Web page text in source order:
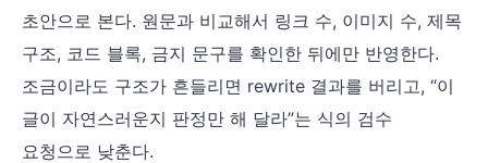
초안으로 본다. 원문과 비교해서 링크 수, 이미지 수, 제목
구조, 코드 블록, 금지 문구를 확인한 뒤에만 반영한다.
조금이라도 구조가 흔들리면 rewrite 결과를 버리고, “이
글이 자연스러운지 판정만 해 달라”는 식의 검수
요청으로 낮춘다.